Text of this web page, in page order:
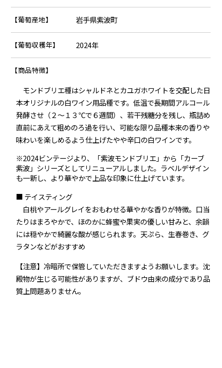
【葡萄産地】 岩手県紫波町
【葡萄収穫年】 2024年
【商品特徴】
モンドブリエ種はシャルドネとカユガホワイトを交配した日
本オリジナルの白ワイン用品種です。低温で長期間アルコール
発酵させ（２～１３℃で６週間）、若干残糖分を残し、瓶詰め
直前にあえて粗めのろ過を行い、可能な限り品種本来の香りや
味わいを楽しめるよう仕上げたやや辛口の白ワインです。
※2024ビンテージより、「紫波モンドブリエ」から「カーブ
紫波」シリーズとしてリニューアルしました。ラベルデザイン
も一新し、より華やかで上品な印象に仕上げています。
■ テイスティング
白桃やアールグレイをおもわせる華やかな香りが特徴。口当
たりはまろやかで、ほのかに蜂蜜や果実の優しい甘みと、余韻
には穏やかで綺麗な酸が感じられます。天ぷら、生春巻き、グ
ラタンなどがおすすめ
【注意】冷暗所で保管していただきますようお願いします。沈
殿物が生じる可能性がありますが、ブドウ由来の成分であり品
質上問題ありません。